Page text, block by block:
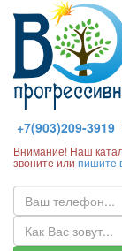
+7(903)209-3919
Внимание! Наш
звоните или пишите